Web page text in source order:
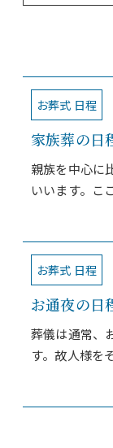
お葬式 日程
家族葬の日
親族を中心に
いいます。こ
お葬式 日程
お通夜の日
葬儀は通常、
す。故人様を